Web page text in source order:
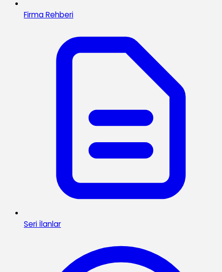
Firma Rehberi
Seri İlanlar